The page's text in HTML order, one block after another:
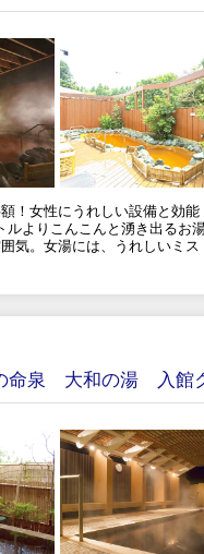
！女性にうれしい設備と効
ルよりこんこんと湧き出るお
気。女湯には、うれしいミ
の命泉 大和の湯 入館